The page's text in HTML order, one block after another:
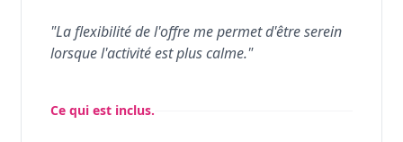
"La flexibilité de l'offre me permet d'être serein
lorsque l'activité est plus calme."
Ce qui est inclus.